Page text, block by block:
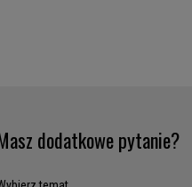
dodatkowe pytanie?